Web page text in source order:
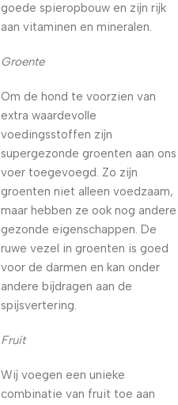
goede spieropbouw en zijn rijk
aan vitaminen en mineralen.
Groente
Om de hond te voorzien van
extra waardevolle
voedingsstoffen zijn
supergezonde groenten aan ons
voer toegevoegd. Zo zijn
groenten niet alleen voedzaam,
maar hebben ze ook nog andere
gezonde eigenschappen. De
ruwe vezel in groenten is goed
voor de darmen en kan onder
andere bijdragen aan de
spijsvertering.
Fruit
Wij voegen een unieke
combinatie van fruit toe aan